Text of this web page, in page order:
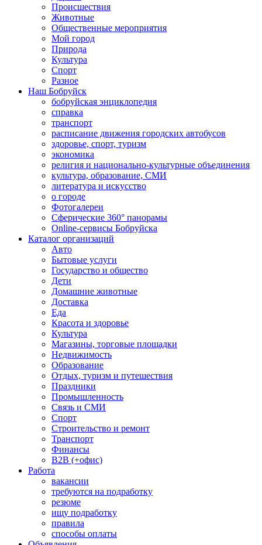
Происшествия
Животные
Общественные мероприятия
Мой город
Природа
Культура
Спорт
Разное
Наш Бобруйск
бобруйская энциклопедия
справка
транспорт
расписание движения городских автобусов
здоровье, спорт, туризм
экономика
религия и национально-культурные объединения
культура, образование, СМИ
литература и искусство
о городе
Фотогалереи
Сферические 360° панорамы
Online-сервисы Бобруйска
Каталог организаций
Авто
Бытовые услуги
Государство и общество
Дети
Домашние животные
Доставка
Еда
Красота и здоровье
Культура
Магазины, торговые площадки
Недвижимость
Образование
Отдых, туризм и путешествия
Праздники
Промышленность
Связь и СМИ
Спорт
Строительство и ремонт
Транспорт
Финансы
B2B (+офис)
Работа
вакансии
требуются на подработку
резюме
ищу подработку
правила
способы оплаты